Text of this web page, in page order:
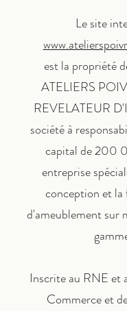
Le site
est la propriété
ATELIERS
REVELATEUR
société à
capital de 200
entreprise
conception et
d'ameublement sur
Inscrite au RNE et
Commerce et